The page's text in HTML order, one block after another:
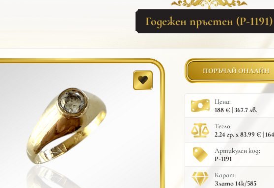
Годежен пръстен (Р-1191)
ПОРЪЧАЙ ОНЛАЙН
Цена:
188 € | 367.7 лв.
Тегло:
2.24 гр. x 83.99 € |
Артикулен код:
Р-1191
Карат:
Злато 14к/585